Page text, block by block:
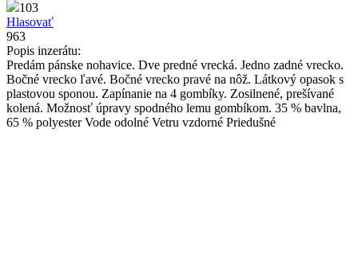
103
Hlasovať
963
Popis inzerátu:
Predám pánske nohavice. Dve predné vrecká. Jedno zadné vrecko.
Bočné vrecko ľavé. Bočné vrecko pravé na nôž. Látkový opasok s
plastovou sponou. Zapínanie na 4 gombíky. Zosilnené, prešívané
kolená. Možnosť úpravy spodného lemu gombíkom. 35 % bavlna,
65 % polyester Vode odolné Vetru vzdorné Priedušné